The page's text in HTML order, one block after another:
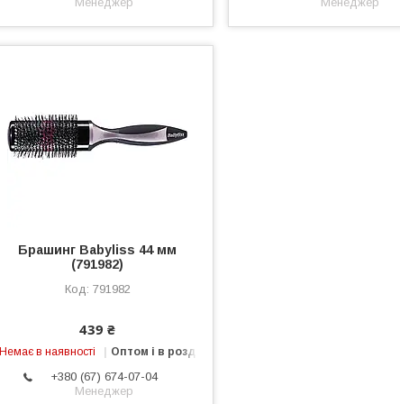
Брашинг Babyliss 44 мм
(791982)
791982
439 ₴
Немає в наявності Оптом і в роздріб
+380 (67) 674-07-04
Менеджер